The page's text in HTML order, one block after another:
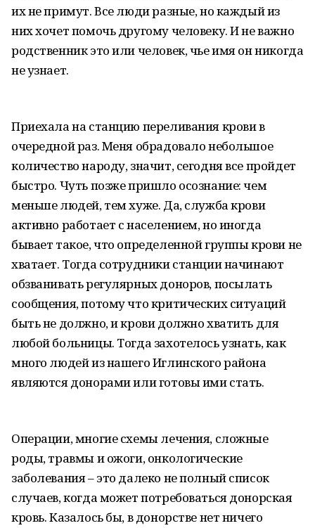
их не примут. Все люди разные, но каждый из
них хочет помочь другому человеку. И не важно
родственник это или человек, чье имя он никогда
не узнает.
Приехала на станцию переливания крови в
очередной раз. Меня обрадовало небольшое
количество народу, значит, сегодня все пройдет
быстро. Чуть позже пришло осознание: чем
меньше людей, тем хуже. Да, служба крови
активно работает с населением, но иногда
бывает такое, что определенной группы крови не
хватает. Тогда сотрудники станции начинают
обзванивать регулярных доноров, посылать
сообщения, потому что критических ситуаций
быть не должно, и крови должно хватить для
любой больницы. Тогда захотелось узнать, как
много людей из нашего Иглинского района
являются донорами или готовы ими стать.
Операции, многие схемы лечения, сложные
роды, травмы и ожоги, онкологические
заболевания – это далеко не полный список
случаев, когда может потребоваться донорская
кровь. Казалось бы, в донорстве нет ничего